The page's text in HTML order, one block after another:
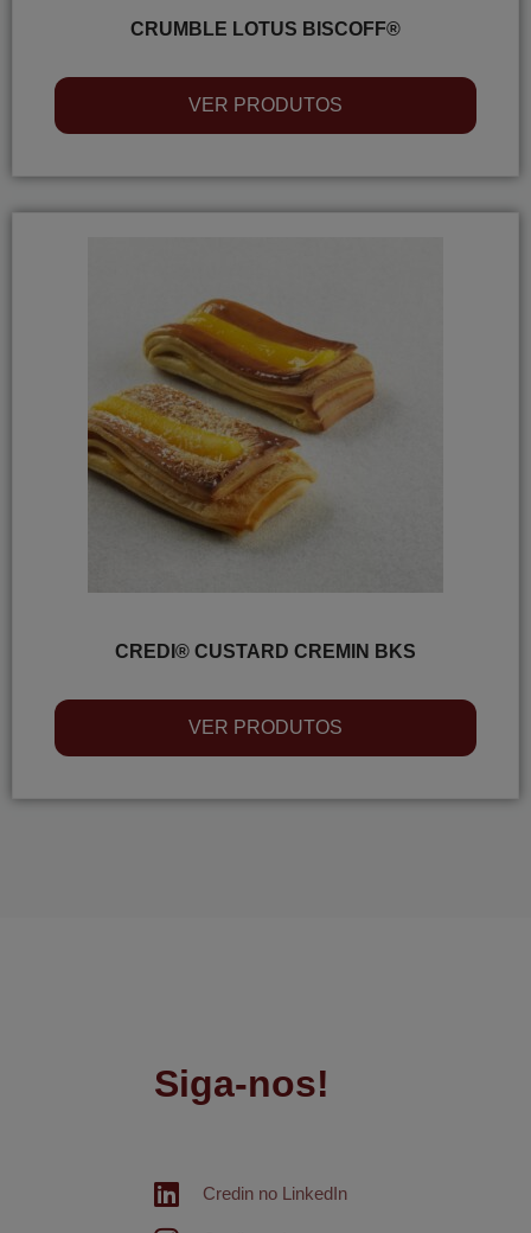
CRUMBLE LOTUS BISCOFF®
VER PRODUTOS
CREDI® CUSTARD CREMIN BKS
VER PRODUTOS
Siga-nos!
Credin no LinkedIn